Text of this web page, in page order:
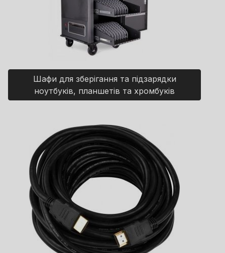
Шафи для зберігання та підзарядки
ноутбуків, планшетів та хромбуків